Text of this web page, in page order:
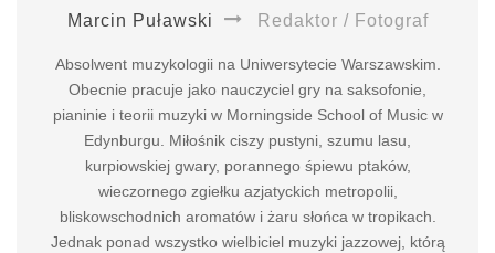
Marcin Puławski Redaktor / Fotograf
Absolwent muzykologii na Uniwersytecie Warszawskim.
Obecnie pracuje jako nauczyciel gry na saksofonie,
pianinie i teorii muzyki w Morningside School of Music w
Edynburgu. Miłośnik ciszy pustyni, szumu lasu,
kurpiowskiej gwary, porannego śpiewu ptaków,
wieczornego zgiełku azjatyckich metropolii,
bliskowschodnich aromatów i żaru słońca w tropikach.
Jednak ponad wszystko wielbiciel muzyki jazzowej, którą